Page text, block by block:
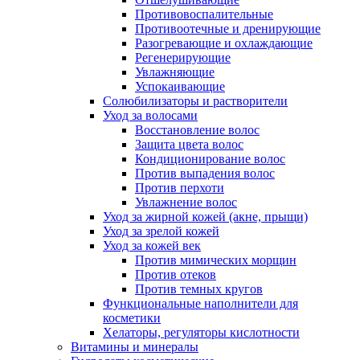
Противовоспалительные
Противоотечные и дренирующие
Разогревающие и охлаждающие
Регенерирующие
Увлажняющие
Успокаивающие
Солюбилизаторы и растворители
Уход за волосами
Восстановление волос
Защита цвета волос
Кондиционирование волос
Против выпадения волос
Против перхоти
Увлажнение волос
Уход за жирной кожей (акне, прыщи)
Уход за зрелой кожей
Уход за кожей век
Против мимических морщин
Против отеков
Против темных кругов
Функциональные наполнители для
косметики
Хелаторы, регуляторы кислотности
Витамины и минералы